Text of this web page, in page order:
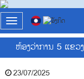
T
o
g
l
e
ຫ້ອງວ່າການ 5 ແຂວ
23/07/2025